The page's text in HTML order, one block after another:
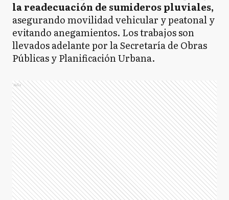
la readecuación de sumideros pluviales,
asegurando movilidad vehicular y peatonal y
evitando anegamientos. Los trabajos son
llevados adelante por la Secretaría de Obras
Públicas y Planificación Urbana.
Ads